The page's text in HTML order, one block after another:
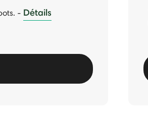
- Détails